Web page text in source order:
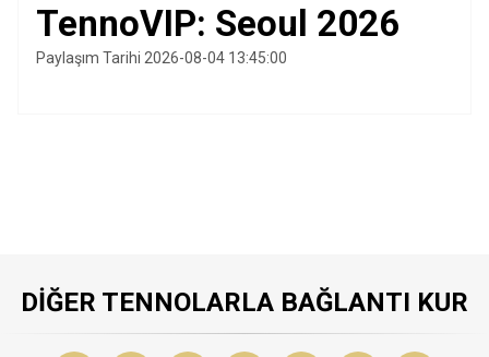
TennoVIP: Seoul 2026
Paylaşım Tarihi 2026-08-04 13:45:00
DIĞER TENNOLARLA BAĞLANTI KUR